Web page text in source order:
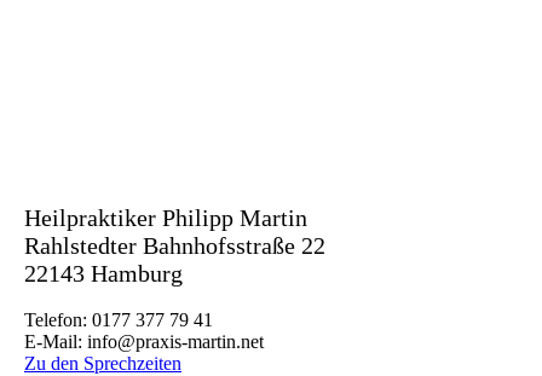
Heilpraktiker Philipp Martin
Rahlstedter Bahnhofsstraße 22
22143 Hamburg
Telefon: 0177 377 79 41
E-Mail: info@praxis-martin.net
Zu den Sprechzeiten